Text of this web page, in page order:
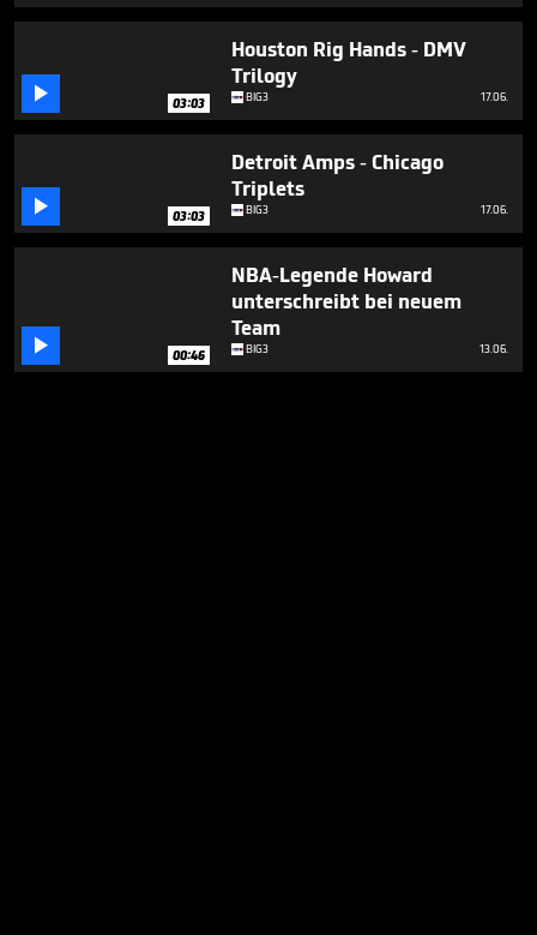
 03:03
Houston Rig Hands - DMV
Trilogy
BIG3 17.06.
 03:03
Detroit Amps - Chicago
Triplets
BIG3 17.06.
 00:46
NBA-Legende Howard
unterschreibt bei neuem
Team
BIG3 13.06.